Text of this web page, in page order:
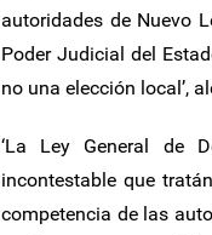
autoridades de Nuevo
Poder Judicial del
no una elección local’,
‘La Ley General de
incontestable que
competencia de las